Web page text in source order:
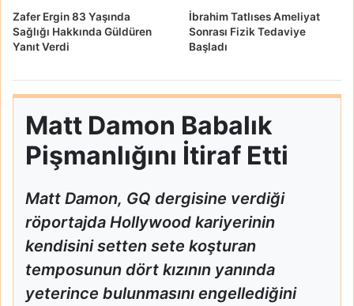
Zafer Ergin 83 Yaşında
Sağlığı Hakkında Güldüren
Yanıt Verdi
İbrahim Tatlıses Ameliyat
Sonrası Fizik Tedaviye
Başladı
Matt Damon Babalık
Pişmanlığını İtiraf Etti
Matt Damon, GQ dergisine verdiği
röportajda Hollywood kariyerinin
kendisini setten sete koşturan
temposunun dört kızının yanında
yeterince bulunmasını engellediğini